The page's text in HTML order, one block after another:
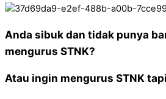
Anda sibuk dan tidak punya
mengurus STNK?
Atau ingin mengurus STNK